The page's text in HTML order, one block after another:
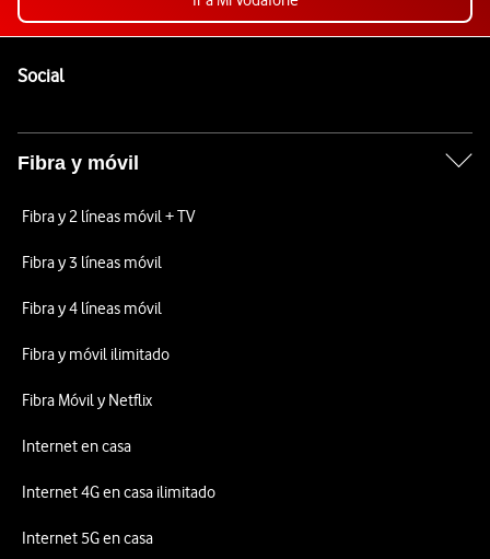
SocialEnlaces a las redes sociales de Vodafone
Fibra y móvil
Fibra y 2 líneas móvil + TV
Fibra y 3 líneas móvil
Fibra y 4 líneas móvil
Fibra y móvil ilimitado
Fibra Móvil y Netflix
Internet en casa
Internet 4G en casa ilimitado
Internet 5G en casa